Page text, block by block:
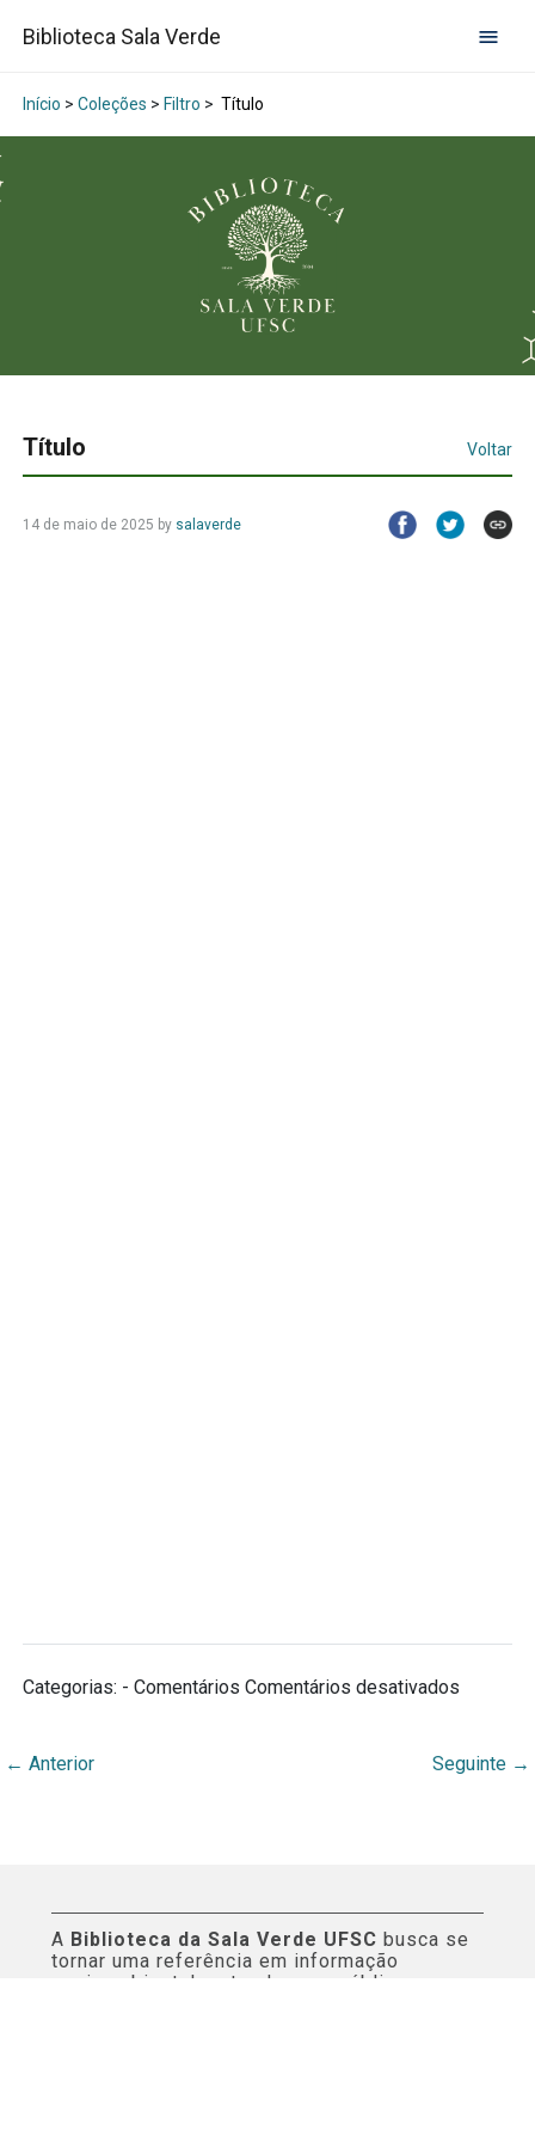
Biblioteca Sala Verde
Início > Coleções > Filtro > Título
Título Voltar
14 de maio de 2025 by salaverde
Categorias: - Comentários Comentários desativadosem
← Anterior Seguinte →
A Biblioteca da Sala Verde UFSC busca se
tornar uma referência em informação
socioambiental e atender aos públicos